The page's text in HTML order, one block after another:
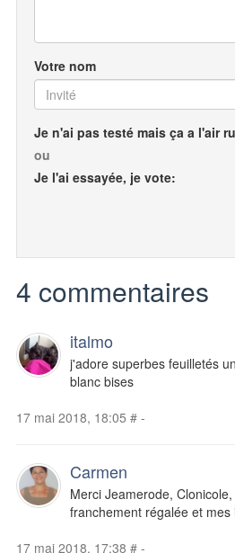
Votre nom
Je n'ai pas testé mais ça a l'air
ou
Je l'ai essayée, je vote:
4 commentaires
italmo
j'adore superbes feuilletés
blanc bises
17 mai 2018, 18:05 # -
Carmen
Merci Jeamerode,
franchement régalée et mes
17 mai 2018, 17:38 # -